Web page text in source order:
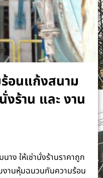
อนแก้งสนาม
งร้าน และ งาน
ง ให้เช่านั่งร้านราคาถูก
านหุ้มฉนวนกันความร้อน